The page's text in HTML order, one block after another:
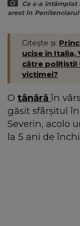
Ce s-a întâmplat
arest în
Citește și:
ucise în
către polițiști!
victimei?
O tânără în
găsit sfârșitul
Severin, acolo
la 5 ani de